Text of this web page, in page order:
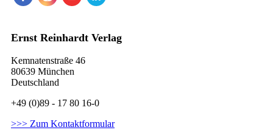
Ernst Reinhardt Verlag
Kemnatenstraße 46
80639 München
Deutschland
+49 (0)89 - 17 80 16-0
>>> Zum Kontaktformular